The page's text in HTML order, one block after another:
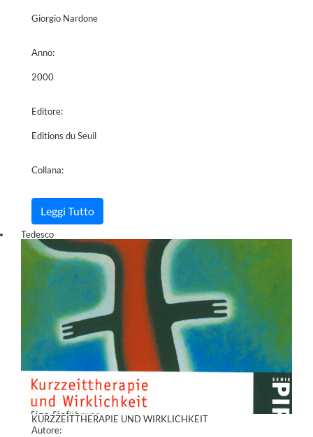
Giorgio Nardone
Anno:
2000
Editore:
Editions du Seuil
Collana:
Leggi Tutto
Tedesco
KURZZEITTHERAPIE UND WIRKLICHKEIT
Autore: